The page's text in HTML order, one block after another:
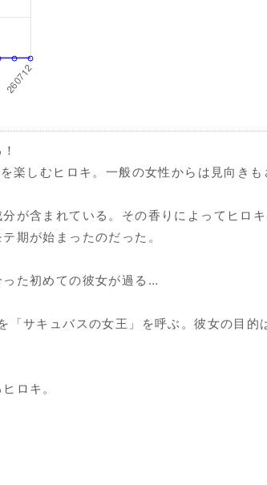
しむヒロキ。一般の女性からは見向き
が含まれている。その香りによってヒロ
期が始まったのだった。
た初めての彼女が過る…
サキュバスの女王」を呼ぶ。彼女の目的
ロキ。